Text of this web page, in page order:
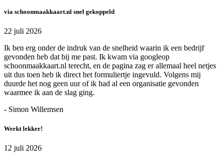
via schoonmaakkaart.nl snel gekoppeld
22 juli 2026
Ik ben erg onder de indruk van de snelheid waarin ik een bedrijf
gevonden heb dat bij me past. Ik kwam via googleop
schoonmaakkaart.nl terecht, en de pagina zag er allemaal heel netjes
uit dus toen heb ik direct het formuliertje ingevuld. Volgens mij
duurde het nog geen uur of ik had al een organisatie gevonden
waarmee ik aan de slag ging.
- Simon Willemsen
Werkt lekker!
12 juli 2026